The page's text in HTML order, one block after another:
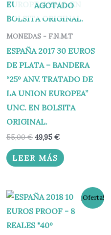
AGOTADO
MONEDAS - F.N.M.T
ESPAÑA 2017 30 EUROS
DE PLATA – BANDERA
“25º ANV. TRATADO DE
LA UNION EUROPEA”
UNC. EN BOLSITA
ORIGINAL.
55,00€ 49,95 €
LEER MÁS
¡Oferta!
El
precio
original
era:
140,00 €.
El
precio
actual